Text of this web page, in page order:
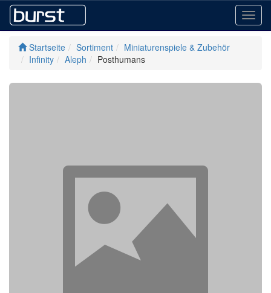
Startseite
Sortiment
Miniaturenspiele & Zubehör
Infinity
Aleph Posthumans